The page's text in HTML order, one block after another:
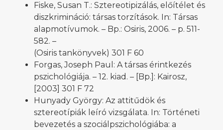
Fiske, Susan T.: Sztereotipizálás, előítélet és
diszkrimináció: társas torzítások. In: Társas
alapmotívumok. – Bp.: Osiris, 2006. – p. 511-
582. –
(Osiris tankönyvek) 301 F 60
Forgas, Joseph Paul: A társas érintkezés
pszichológiája. – 12. kiad. – [Bp.]: Kairosz,
[2003] 301 F 72
Hunyady György: Az attitűdök és
sztereotípiák leíró vizsgálata. In: Történeti
bevezetés a szociálpszichológiába: a